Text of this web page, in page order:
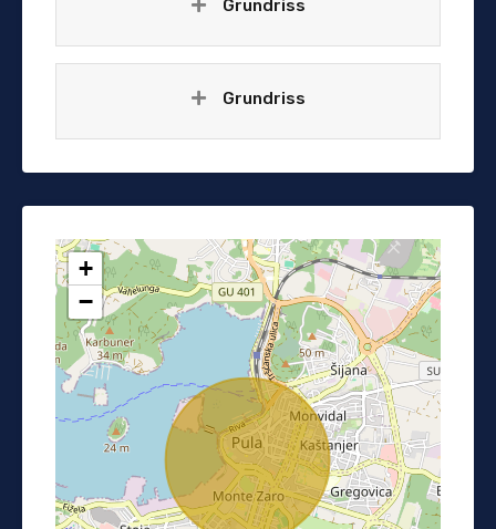
Grundriss
Grundriss
+
−